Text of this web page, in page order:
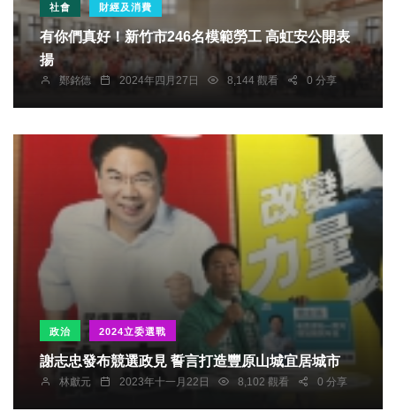
社會 財經及消費
有你們真好！新竹市246名模範勞工 高虹安公開表
揚
鄭銘德 2024年四月27日 8,144 觀看 0 分享
政治 2024立委選戰
謝志忠發布競選政見 誓言打造豐原山城宜居城市
林獻元 2023年十一月22日 8,102 觀看 0 分享